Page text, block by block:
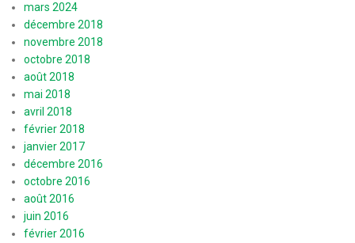
mars 2024
décembre 2018
novembre 2018
octobre 2018
août 2018
mai 2018
avril 2018
février 2018
janvier 2017
décembre 2016
octobre 2016
août 2016
juin 2016
février 2016